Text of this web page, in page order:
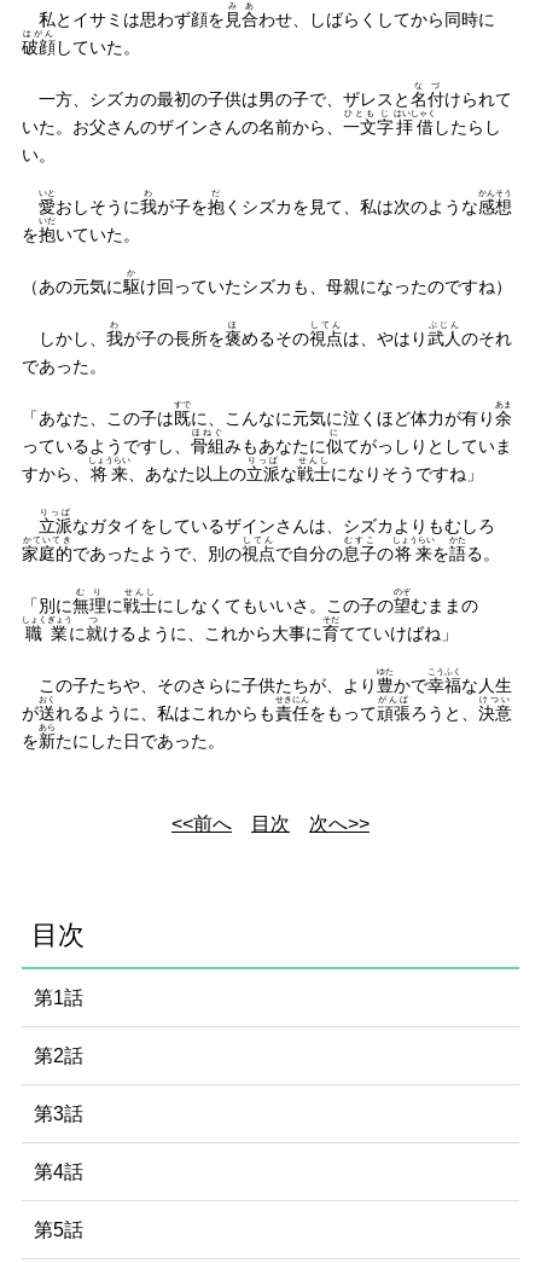
私とイサミは思わず顔を 見合
みあ
わせ、しばらくしてから同時に
破顔
はがん
していた。
一方、シズカの最初の子供は男の子で、ザレスと名付
なづ
けられて
いた。お父さんのザインさんの名前から、 一文
ひとも
字
じ
拝借
はいしゃく
したらし
い。
愛
いと
おしそうに我
わ
が子を抱
だ
くシズカを見て、私は次のような感想
かんそう
を抱
いだ
いていた。
（あの元気に駆
か
け回っていたシズカも、母親になったのですね）
しかし、 我
わ
が子の長所を褒
ほ
めるその視点
してん
は、やはり武人
ぶじん
のそれ
であった。
「あなた、この子は既
すで
に、こんなに元気に泣くほど体力が有り余
あま
っているようですし、 骨組
ほねぐ
みもあなたに似
に
てがっしりとしていま
すから、 将来
しょうらい
、あなた以上の立派
りっぱ
な戦士
せんし
になりそうですね」
立派
りっぱ
なガタイをしているザインさんは、シズカよりもむしろ
家庭的
かていてき
であったようで、別の視点
してん
で自分の息子
むすこ
の将来
しょうらい
を語
かた
る。
「別に無理
むり
に戦士
せんし
にしなくてもいいさ。この子の望
のぞ
むままの
職業
しょくぎょう
に就
つ
けるように、これから大事に育
そだ
てていけばね」
この子たちや、そのさらに子供たちが、より 豊
ゆた
かで幸福
こうふく
な人生
が送
おく
れるように、私はこれからも責任
せきにん
をもって頑張
がんば
ろうと、 決意
けつい
を新
あら
たにした日であった。
<<前へ 目次 次へ>>
目次
第1話
第2話
第3話
第4話
第5話